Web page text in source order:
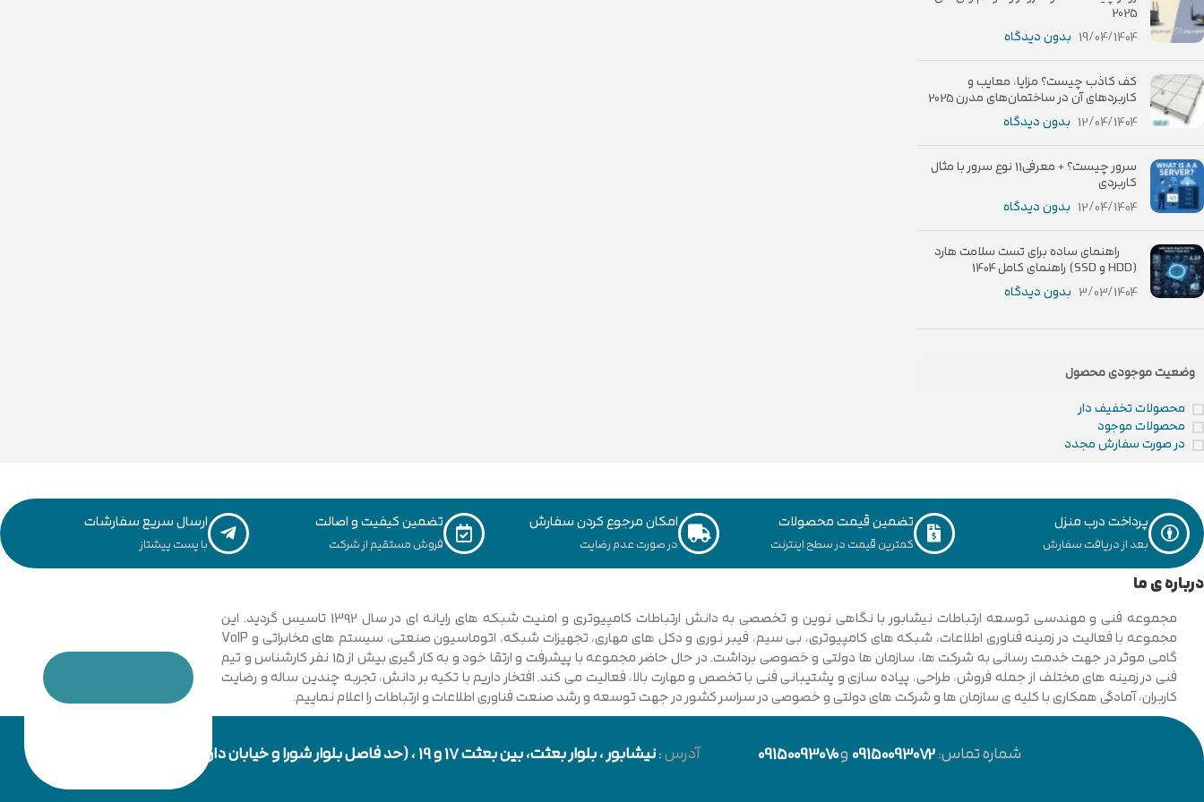
2025
19/04/1404 بدون دیدگاه
کف کاذب چیست؟ مزایا، معایب و
کاربردهای آن در ساختمان‌های مدرن 2025
12/04/1404 بدون دیدگاه
سرور چیست؟ + معرفی11 نوع سرور با مثال
کاربردی
12/04/1404 بدون دیدگاه
راهنمای ساده برای تست سلامت هارد
(HDD و SSD) راهنمای کامل 1404
3/03/1404 بدون دیدگاه
وضعیت موجودی محصول
محصولات تخفیف دار
محصولات موجود
در صورت سفارش مجدد
پرداخت درب منزل
بعد از دریافت سفارش
تضمین قیمت محصولات
کمترین قیمت در سطح اینترنت
امکان مرجوع کردن سفارش
در صورت عدم رضایت
تضمین کیفیت و اصالت
فروش مستقیم از شرکت
ارسال سریع سفارشات
با پست پیشتاز
درباره ی ما
مجموعه فنی و مهندسی توسعه ارتباطات نیشابور با نگاهی نوین و تخصصی به دانش ارتباطات کامپیوتری و امنیت شبکه های رایانه ای در سال 1392 تاسیس گردید. این
مجموعه با فعالیت در زمینه فناوری اطلاعات، شبکه های کامپیوتری، بی سیم، فیبر نوری و دکل های مهاری، تجهیزات شبکه، اتوماسیون صنعتی، سیستم های مخابراتی و VoIP
گامی موثر در جهت خدمت رسانی به شرکت ها، سازمان ها دولتی و خصوصی برداشت. در حال حاضر مجموعه با پیشرفت و ارتقا خود و به کار گیری بیش از 15 نفر کارشناس و تیم
فنی در زمینه های مختلف از جمله فروش، طراحی، پیاده سازی و پشتیبانی فنی با تخصص و مهارت بالا، فعالیت می کند. افتخار داریم با تکیه بر دانش، تجربه چندین ساله و رضایت
کاربران، آمادگی همکاری با کلیه ی سازمان ها و شرکت های دولتی و خصوصی در سراسر کشور در جهت توسعه و رشد صنعت فناوری اطلاعات و ارتباطات را اعلام نماییم.
شماره تماس:09150093072و09150093070 آدرس:نیشابور، بلوار بعثت، بین بعثت 17 و 19 ، (حد فاصل بلوار شورا و خیابان دارایی)